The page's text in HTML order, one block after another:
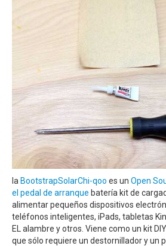
la BootstrapSolarChi-qoo es un Open
el pedal de arranque batería kit de
alimentar pequeños dispositivos
teléfonos inteligentes, iPads, tabletas
EL alambre y otros. Viene como un kit
que sólo requiere un destornillador y un